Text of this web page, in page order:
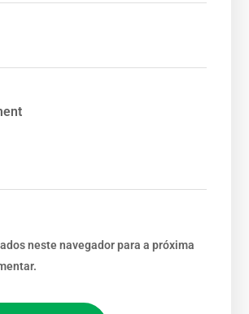
neste navegador para a próxima